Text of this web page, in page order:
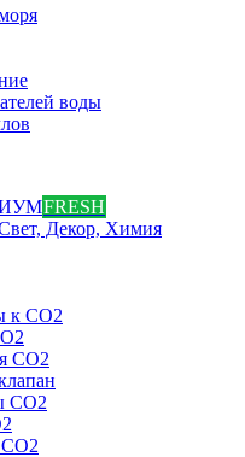
воды
FRESH
Декор, Химия
к СО2
CO2
СO2